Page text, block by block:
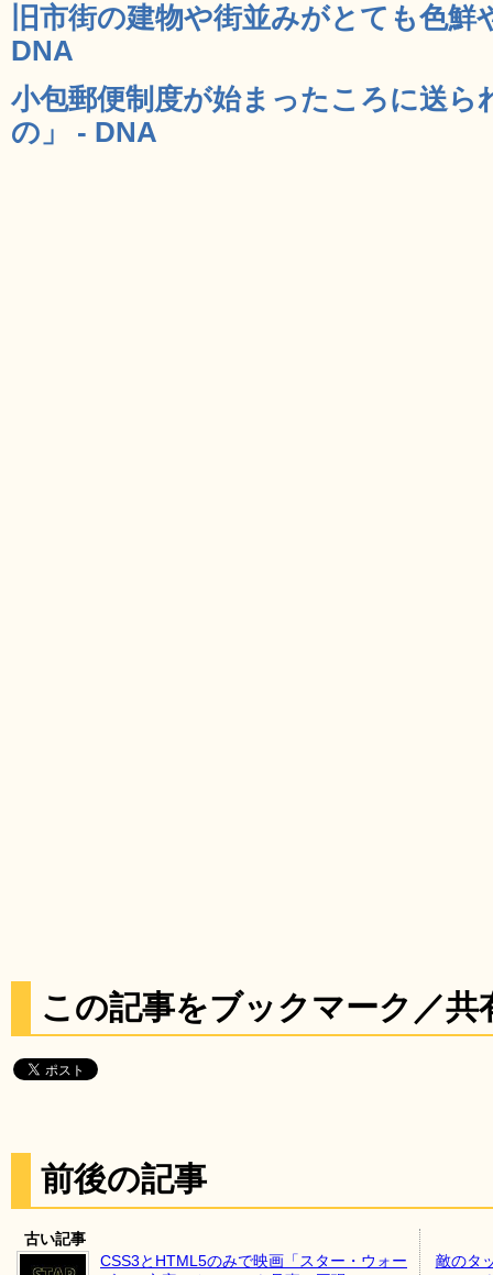
旧市街の建物や街並みがとても色鮮
DNA
小包郵便制度が始まったころに送ら
の」 - DNA
この記事をブックマーク／共
前後の記事
古い記事
CSS3とHTML5のみで映画「スター・ウォー
敵のタ